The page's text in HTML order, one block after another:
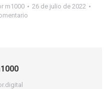
m1000
26 de julio de 2022